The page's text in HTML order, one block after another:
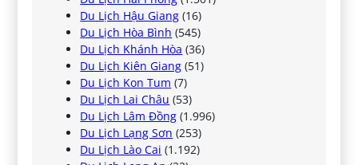
Du Lịch Hậu Giang (16)
Du Lịch Hòa Bình (545)
Du Lịch Khánh Hòa (36)
Du Lịch Kiên Giang (51)
Du Lịch Kon Tum (7)
Du Lịch Lai Châu (53)
Du Lịch Lâm Đồng (1.996)
Du Lịch Lạng Sơn (253)
Du Lịch Lào Cai (1.192)